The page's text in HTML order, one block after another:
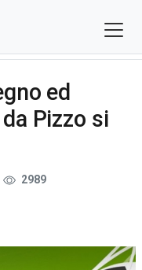
ed
Pizzo si
2989